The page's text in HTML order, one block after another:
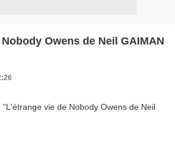
Owens de Neil GAIMAN